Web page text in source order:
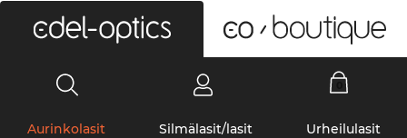
Aurinkolasit Silmälasit/lasit Urheilulasit